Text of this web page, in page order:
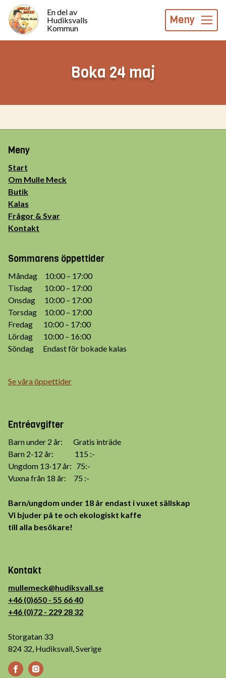
En del av
Hudiksvalls
Kommun
Meny
Boka 24 maj
Meny
Start
Om Mulle Meck
Butik
Kalas
Frågor & Svar
Kontakt
Sommarens öppettider
Måndag 10:00 – 17:00
Tisdag 10:00 – 17:00
Onsdag 10:00 – 17:00
Torsdag 10:00 – 17:00
Fredag 10:00 – 17:00
Lördag 10:00 – 16:00
Söndag Endast för bokade kalas
Se våra öppettider
Entréavgifter
Barn under 2 år: Gratis inträde
Barn 2-12 år: 115 :-
Ungdom 13-17 år: 75:-
Vuxna från 18 år: 75 :-
Barn/ungdom under 18 år endast i vuxet sällskap
Vi bjuder på te och ekologiskt kaffe
till alla besökare!
Kontakt
mullemeck@hudiksvall.se
+46 (0)650 - 55 66 40
+46 (0)72 - 229 28 32
Storgatan 33
824 32, Hudiksvall, Sverige